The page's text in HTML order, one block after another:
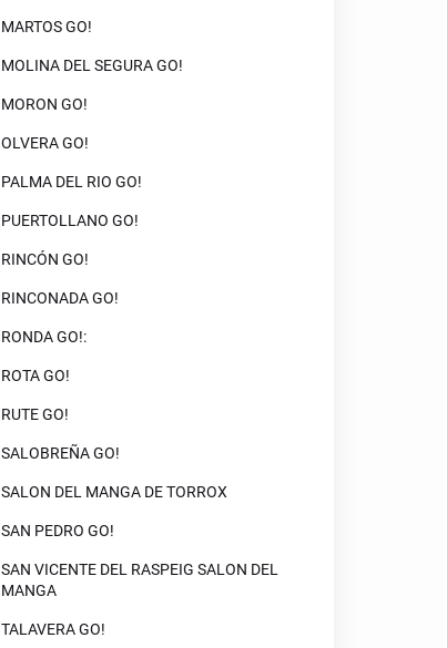
MARTOS GO!
MOLINA DEL SEGURA GO!
MORON GO!
OLVERA GO!
PALMA DEL RIO GO!
PUERTOLLANO GO!
RINCÓN GO!
RINCONADA GO!
RONDA GO!:
ROTA GO!
RUTE GO!
SALOBREÑA GO!
SALON DEL MANGA DE TORROX
SAN PEDRO GO!
SAN VICENTE DEL RASPEIG SALON DEL
MANGA
TALAVERA GO!